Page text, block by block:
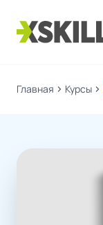
Главная chevron_right Курсы chevron_right